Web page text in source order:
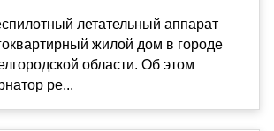
летательный аппарат
жилой дом в городе
области. Об этом
ре...